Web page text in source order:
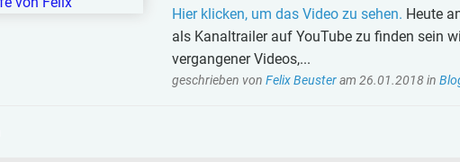
Hier klicken, um das Video zu sehen. Heute
als Kanaltrailer auf YouTube zu finden sein
vergangener Videos,...
geschrieben vonFelix Beusteram26.01.2018in